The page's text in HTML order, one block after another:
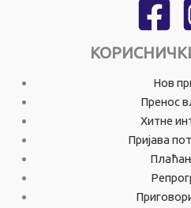
Нов
Пренос
Хитне
Пријава